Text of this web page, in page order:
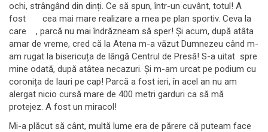
ochi, strângând din dinți. Ce să spun, într-un cuvânt, totul! A
fost cea mai mare realizare a mea pe plan sportiv. Ceva la
care , parcă nu mai îndrăzneam să sper! Și acum, după atâta
amar de vreme, cred că la Atena m-a văzut Dumnezeu când m-
am rugat la bisericuța de lângă Centrul de Presă! S-a uitat spre
mine odată, după atâtea necazuri. Și m-am urcat pe podium cu
coronița de lauri pe cap! Parcă a fost ieri, în acel an nu am
alergat nicio cursă mare de 400 metri garduri ca să mă
protejez. A fost un miracol!
Mi-a plăcut să cânt, multă lume era de părere că puteam face